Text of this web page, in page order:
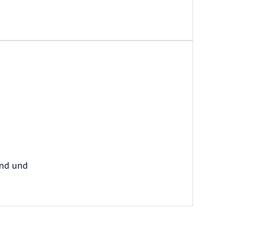
und